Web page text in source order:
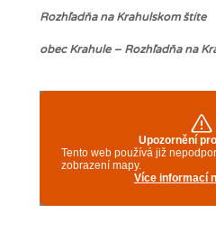
Rozhľadňa na Krahulskom štíte
obec Krahule – Rozhľadňa na